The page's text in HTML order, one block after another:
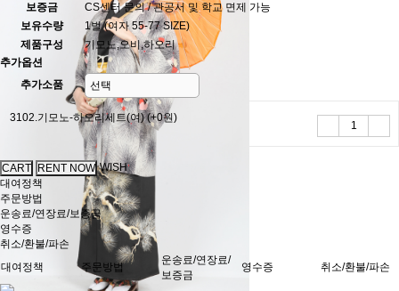
보증금
CS센터 문의 / 관공서 및 학교 면제 가능
보유수량
1벌 (여자 55-77 SIZE)
제품구성
기모노,오비,하오리
추가옵션
추가소품
3102.기모노-하오리세트(여) (+0원)
WISH
대여정책
주문방법
운송료/연장료/보증금
영수증
취소/환불/파손
대여정책
주문방법
운송료/연장료/
보증금
영수증 취소/환불/파손